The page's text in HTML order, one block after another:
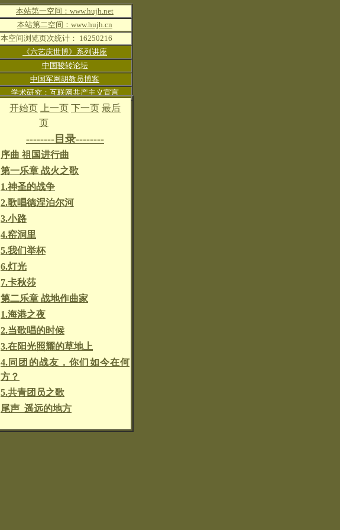
本站第一空间：www.hujh.net
本站第二空间：www.hujh.cn
本空间浏览页次统计： 16250216
《六艺庆世博》系列讲座
中国骏转论坛
中国军网胡教员博客
学术研究：互联网共产主义宣言
开始页 上一页 下一页 最后
页
-------- 目录--------
序曲 祖国进行曲
第一乐章 战火之歌
1.神圣的战争
2.歌唱德涅泊尔河
3.小路
4.窑洞里
5.我们举杯
6.灯光
7.卡秋莎
第二乐章 战地作曲家
1.海港之夜
2.当歌唱的时候
3.在阳光照耀的草地上
4.同团的战友，你们如今在何
方？
5.共青团员之歌
尾声 遥远的地方